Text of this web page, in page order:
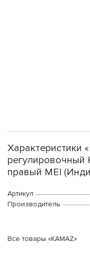
Характеристики
правый MEI
Артикул
Производитель
Все товары «KAMAZ»